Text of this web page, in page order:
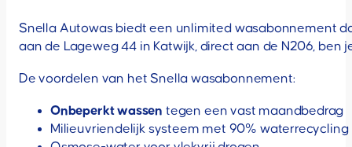
Snella Autowas biedt een unlimited wasabonnement
aan de Lageweg 44 in Katwijk, direct aan de N206,
De voordelen van het Snella wasabonnement:
Onbeperkt wassen tegen een vast maandbedrag
Milieuvriendelijk systeem met 90% waterrecycling